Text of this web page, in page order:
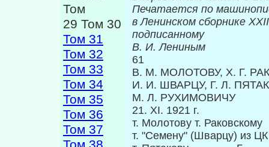
Том
29 Том 30
Том 31
Том 32
Том 33
Том 34
Том 35
Том 36
Том 37
Печатается по
в Ленинском сборнике
подписанному
В. И. Лениным
61
В. М. МОЛОТОВУ, X. Г.
И. И. ШВАРЦУ, Г. Л.
М. Л. РУХИМОВИЧУ
21. XI. 1921 г.
т. Молотову т. Раковскому
т. "Семену" (Шварцу) из